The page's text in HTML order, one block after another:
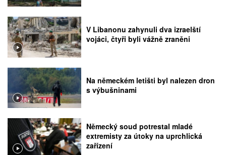
V Libanonu zahynuli dva izraelští
vojáci, čtyři byli vážně zraněni
Na německém letišti byl nalezen dron
s výbušninami
Německý soud potrestal mladé
extremisty za útoky na uprchlická
zařízení